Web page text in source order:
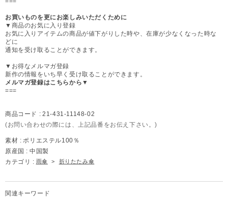
お買いものを更にお楽しみいただくために
▼商品のお気に入り登録
お気に入りアイテムの商品が値下がりした時や、在庫が少なくなった時な
どに
通知を受け取ることができます。
▼お得なメルマガ登録
新作の情報をいち早く受け取ることができます。
メルマガ登録はこちらから▼
===
商品コード : 21-431-11148-02
(お問い合わせの際には、上記品番をお伝え下さい。)
素材 : ポリエステル100％
原産国 : 中国製
カテゴリ : 雨傘 > 折りたたみ傘
関連キーワード